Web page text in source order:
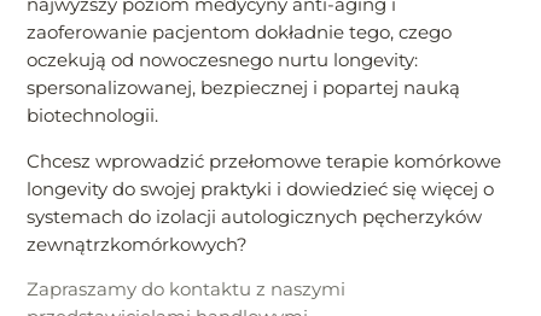
najwyższy poziom medycyny anti-aging i
zaoferowanie pacjentom dokładnie tego, czego
oczekują od nowoczesnego nurtu longevity:
spersonalizowanej, bezpiecznej i popartej nauką
biotechnologii.
Chcesz wprowadzić przełomowe terapie komórkowe
longevity do swojej praktyki i dowiedzieć się więcej o
systemach do izolacji autologicznych pęcherzyków
zewnątrzkomórkowych?
Zapraszamy do kontaktu z naszymi